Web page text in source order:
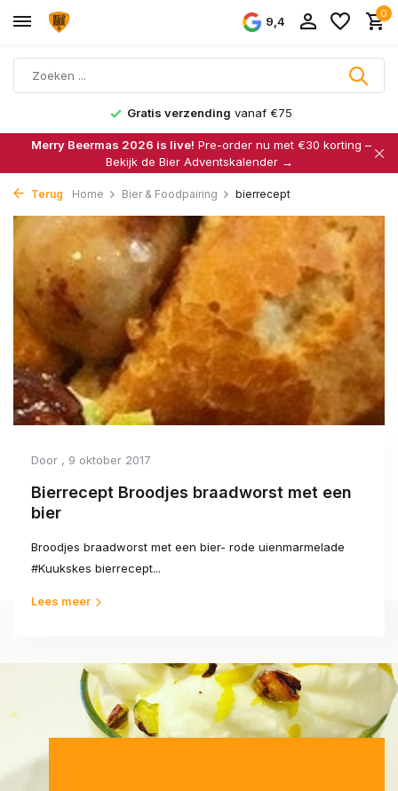
9,4
0
Gratis verzending vanaf €75
Merry Beermas 2026 is live! Pre-order nu met €30 korting –
Bekijk de Bier Adventskalender →
Terug Home Bier & Foodpairing bierrecept
Door , 9 oktober 2017
Bierrecept Broodjes braadworst met een
bier
Broodjes braadworst met een bier- rode uienmarmelade
#Kuukskes bierrecept...
Lees meer